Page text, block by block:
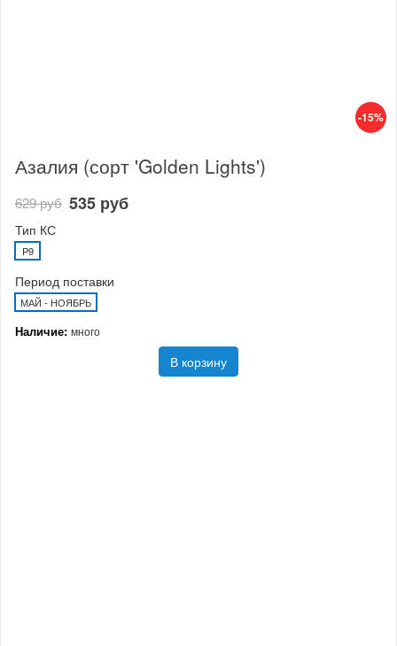
-15%
Азалия (сорт 'Golden Lights')
629 руб 535 руб
Тип КС
P9
Период поставки
МАЙ - НОЯБРЬ
Наличие: много
В корзину